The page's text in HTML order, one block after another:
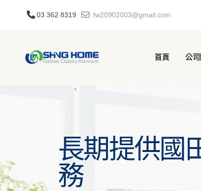
03 362 8319 fw20902003@gmail.com
首頁 公
長期提供國
務